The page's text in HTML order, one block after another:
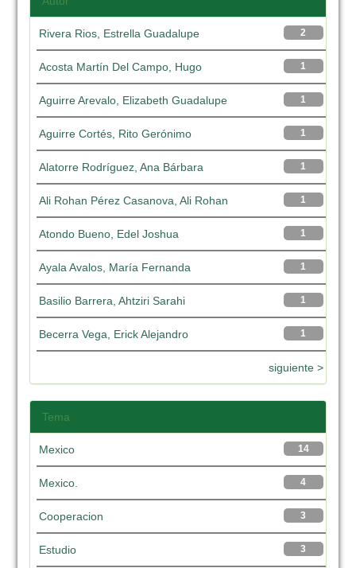
2
Rivera Rios, Estrella Guadalupe
1
Acosta Martín Del Campo, Hugo
1
Aguirre Arevalo, Elizabeth Guadalupe
1
Aguirre Cortés, Rito Gerónimo
1
Alatorre Rodríguez, Ana Bárbara
1
Ali Rohan Pérez Casanova, Ali Rohan
1
Atondo Bueno, Edel Joshua
1
Ayala Avalos, María Fernanda
1
Basilio Barrera, Ahtziri Sarahi
1
Becerra Vega, Erick Alejandro
siguiente >
Tema
14
Mexico
4
Mexico.
3
Cooperacion
3
Estudio